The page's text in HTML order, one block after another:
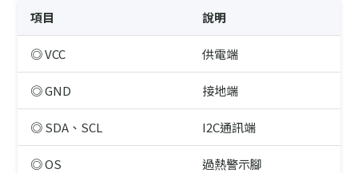
項目 說明
◎ VCC 供電端
◎ GND 接地端
◎ SDA、SCL I2C通訊端
◎ OS 過熱警示腳